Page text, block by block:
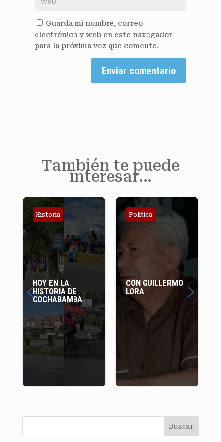
Guarda mi nombre, correo
electrónico y web en este navegador
para la próxima vez que comente.
Enviar comentario
También te puede
interesar…
Politica
CON GUILLERMO
LORA
Historia
HOY EN LA
HISTORIA DE
COCHABAMBA
Buscar